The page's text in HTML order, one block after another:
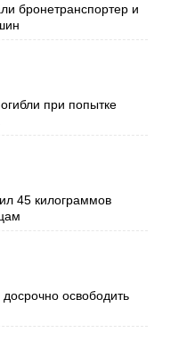
бронетранспортер и
при попытке
45 килограммов
освободить